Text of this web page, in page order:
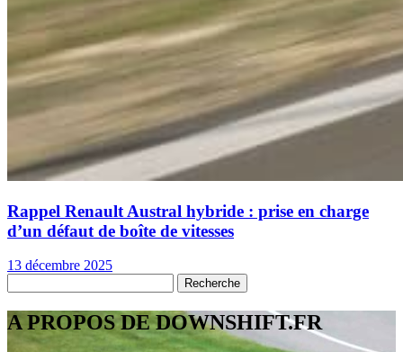
Rappel Renault Austral hybride : prise en charge
d’un défaut de boîte de vitesses
13 décembre 2025
A PROPOS DE DOWNSHIFT.FR